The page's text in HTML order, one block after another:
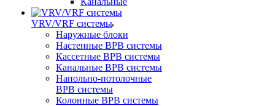
VRV/VRF системы
Наружные блоки
Настенные ВРВ системы
Кассетные ВРВ системы
Канальные ВРВ системы
Напольно-потолочные
ВРВ системы
Колонные ВРВ системы